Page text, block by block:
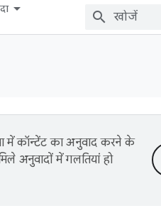
में कॉन्टेंट का अनुवाद करने के
अनुवादों में गलतियां हो